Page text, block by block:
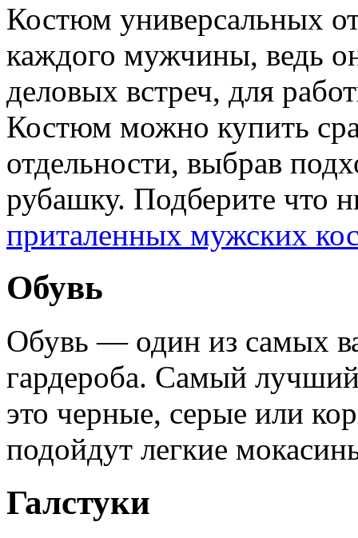
Костюм универсальных
каждого мужчины, ведь
деловых встреч, для
Костюм можно купить
отдельности, выбрав
рубашку. Подберите что
приталенных мужских
Обувь
Обувь — один из самых
гардероба. Самый
это черные, серые или
подойдут легкие
Галстуки